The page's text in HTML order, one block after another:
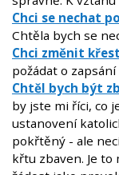
Chci se nechat
Chtěla bych se
Chci změnit
požádat o
Chtěl bych být
by jste mi říci, co
ustanovení
pokřtěný - ale
křtu zbaven. Je